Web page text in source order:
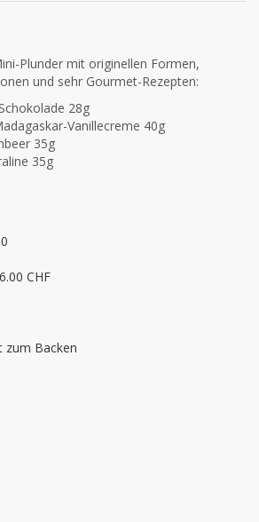
Plunder mit originellen Formen,
und sehr Gourmet-Rezepten:
28g
Vanillecreme 40g
35g
35g
CHF
zum Backen